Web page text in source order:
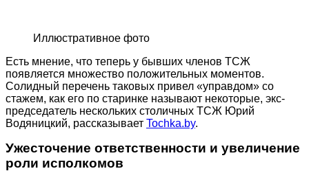
Иллюстративное фото
Есть мнение, что теперь у бывших членов ТСЖ
появляется множество положительных моментов.
Солидный перечень таковых привел «управдом» со
стажем, как его по старинке называют некоторые, экс-
председатель нескольких столичных ТСЖ Юрий
Водяницкий, рассказывает Tochka.by.
Ужесточение ответственности и увеличение
роли исполкомов